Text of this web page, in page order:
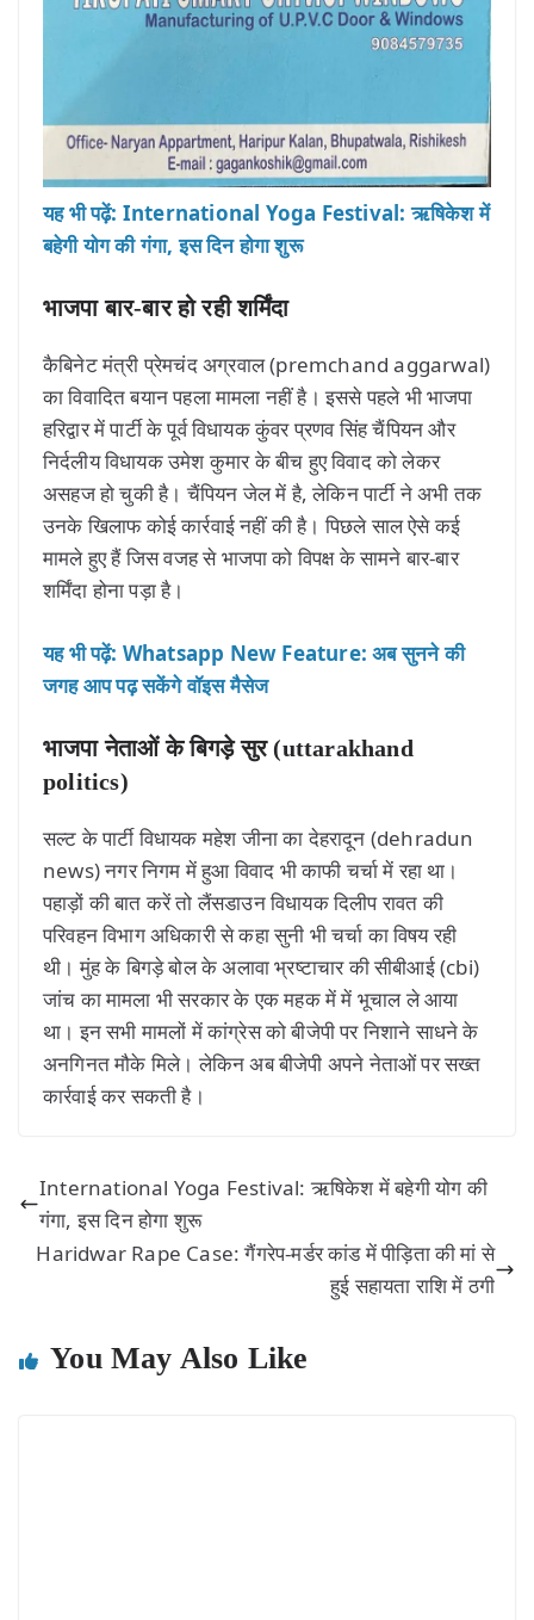
यह भी पढ़ें: International Yoga Festival: ऋषिकेश में
बहेगी योग की गंगा, इस दिन होगा शुरू
भाजपा बार-बार हो रही शर्मिंदा
कैबिनेट मंत्री प्रेमचंद अग्रवाल (premchand aggarwal)
का विवादित बयान पहला मामला नहीं है। इससे पहले भी भाजपा
हरिद्वार में पार्टी के पूर्व विधायक कुंवर प्रणव सिंह चैंपियन और
निर्दलीय विधायक उमेश कुमार के बीच हुए विवाद को लेकर
असहज हो चुकी है। चैंपियन जेल में है, लेकिन पार्टी ने अभी तक
उनके खिलाफ कोई कार्रवाई नहीं की है। पिछले साल ऐसे कई
मामले हुए हैं जिस वजह से भाजपा को विपक्ष के सामने बार-बार
शर्मिंदा होना पड़ा है।
यह भी पढ़ें: Whatsapp New Feature: अब सुनने की
जगह आप पढ़ सकेंगे वॉइस मैसेज
भाजपा नेताओं के बिगड़े सुर (uttarakhand
politics)
सल्ट के पार्टी विधायक महेश जीना का देहरादून (dehradun
news) नगर निगम में हुआ विवाद भी काफी चर्चा में रहा था।
पहाड़ों की बात करें तो लैंसडाउन विधायक दिलीप रावत की
परिवहन विभाग अधिकारी से कहा सुनी भी चर्चा का विषय रही
थी। मुंह के बिगड़े बोल के अलावा भ्रष्टाचार की सीबीआई (cbi)
जांच का मामला भी सरकार के एक महक में में भूचाल ले आया
था। इन सभी मामलों में कांग्रेस को बीजेपी पर निशाने साधने के
अनगिनत मौके मिले। लेकिन अब बीजेपी अपने नेताओं पर सख्त
कार्रवाई कर सकती है।
International Yoga Festival: ऋषिकेश में बहेगी योग की
गंगा, इस दिन होगा शुरू
Haridwar Rape Case: गैंगरेप-मर्डर कांड में पीड़िता की मां से
हुई सहायता राशि में ठगी
You May Also Like